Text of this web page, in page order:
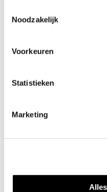
Noodzakelijk
Voorkeuren
Statistieken
Marketing